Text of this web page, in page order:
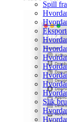
Spill
Slik